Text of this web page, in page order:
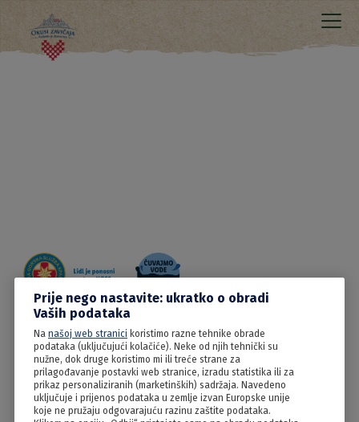
20.06.2022
Gurmanska brzopotezna srdela
Prije nego nastavite: ukratko o obradi
Vaših podataka
Na našoj web stranici koristimo razne tehnike obrade
podataka (uključujući kolačiće). Neke od njih tehnički su
nužne, dok druge koristimo mi ili treće strane za
prilagođavanje postavki web stranice, izradu statistika ili za
prikaz personaliziranih (marketinških) sadržaja. Navedeno
uključuje i prijenos podataka u zemlje izvan Europske unije
koje ne pružaju odgovarajuću razinu zaštite podataka.